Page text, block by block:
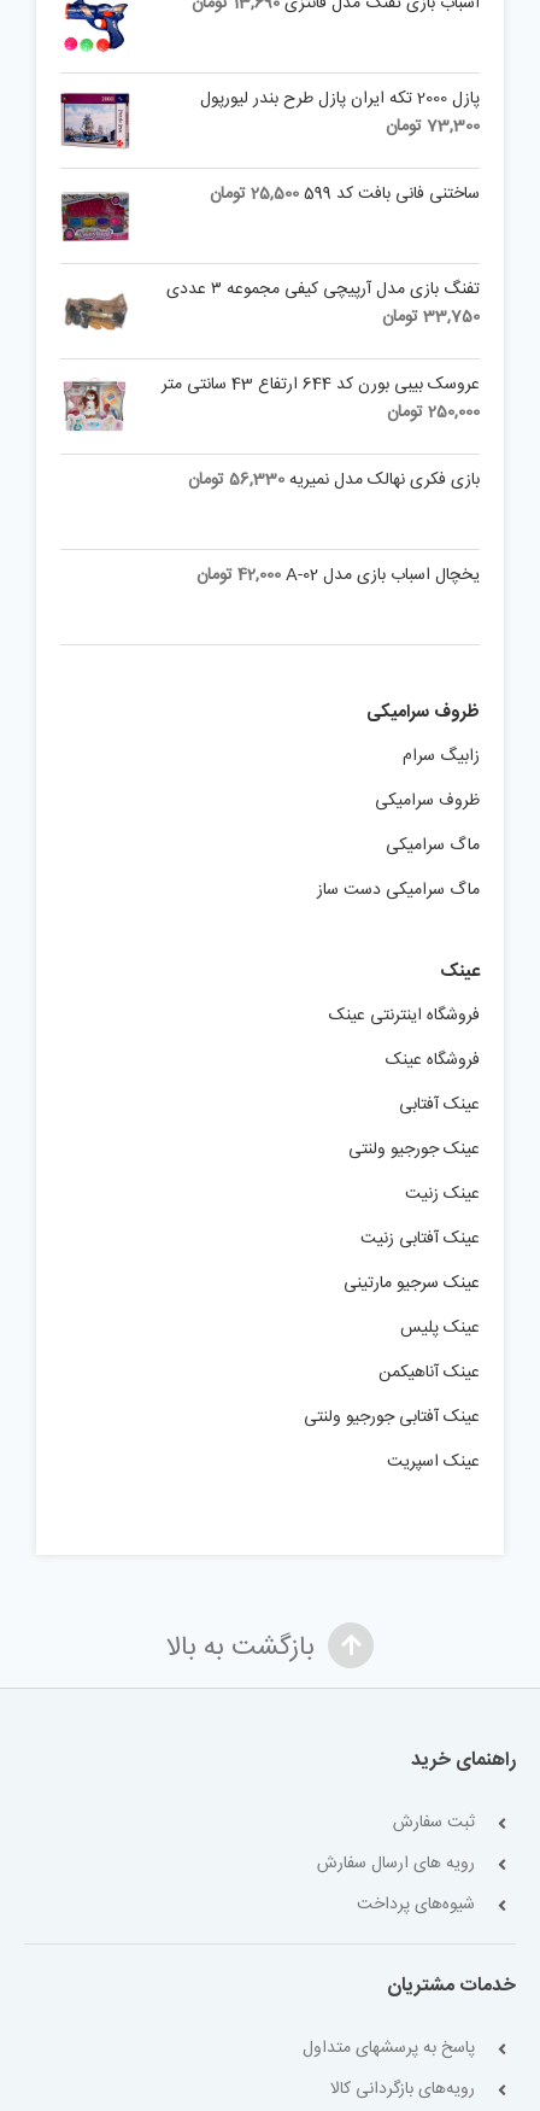
پازل 2000 تکه ایران پازل طرح بندر لیورپول
73,300تومان
ساختنی فانی بافت کد 599 25,500تومان
تفنگ بازی مدل آرپیچی کیفی مجموعه ۳ عددی
33,750تومان
عروسک بیبی بورن کد 644 ارتفاع 43 سانتی متر
250,000تومان
بازی فکری نهالک مدل نمیریه56,330تومان
یخچال اسباب بازی مدل A-02 42,000تومان
ظروف سرامیکی
زابیگ سرام
ظروف سرامیکی
ماگ سرامیکی
ماگ سرامیکی دست ساز
عینک
فروشگاه اینترنتی عینک
فروشگاه عینک
عینک آفتابی
عینک جورجیو ولنتی
عینک زنیت
عینک آفتابی زنیت
عینک سرجیو مارتینی
عینک پلیس
عینک آناهیکمن
عینک آفتابی جورجیو ولنتی
عینک اسپریت
بازگشت به بالا
راهنمای خرید
ثبت سفارش
رویه های ارسال سفارش
شیوه‌های پرداخت
خدمات مشتریان
پاسخ به پرسشهای متداول
رویه‌های بازگردانی کالا